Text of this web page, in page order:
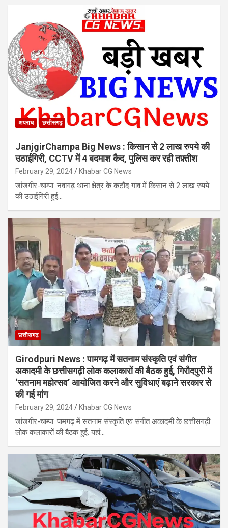
अपराध छत्तीसगढ़
JanjgirChampa Big News : किसान से 2 लाख रुपये की
उठाईगिरी, CCTV में 4 बदमाश कैद, पुलिस कर रही तफ़्तीश
February 29, 2024 Khabar CG News
जांजगीर-चाम्पा. नवागढ़ थाना क्षेत्र के कटौद गांव में किसान से 2 लाख रुपये
की उठाईगिरी हुई…
छत्तीसगढ़
Girodpuri News : पामगढ़ में सतनाम संस्कृति एवं संगीत
अकादमी के छत्तीसगढ़ी लोक कलाकारों की बैठक हुई, गिरौदपुरी में
‘सतनाम महोत्सव’ आयोजित करने और सुविधाएं बढ़ाने सरकार से
की गई मांग
February 29, 2024 Khabar CG News
जांजगीर-चाम्पा. पामगढ़ में सतनाम संस्कृति एवं संगीत अकादमी के छत्तीसगढ़ी
लोक कलाकारों की बैठक हुई. यहां…